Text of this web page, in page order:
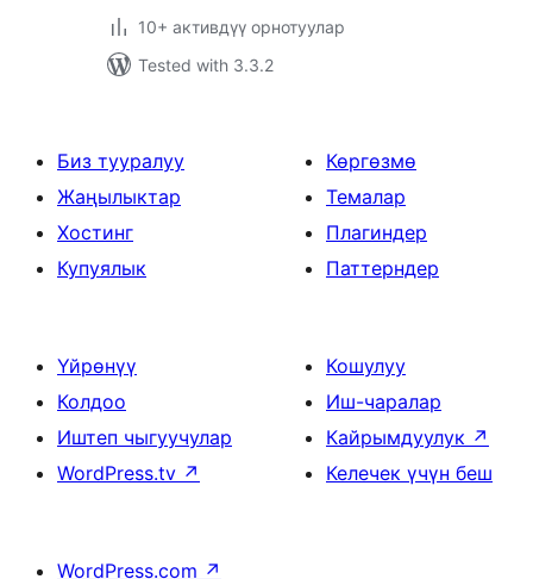
10+ активдүү орнотуулар
Tested with 3.3.2
Биз тууралуу
Жаңылыктар
Хостинг
Купуялык
Көргөзмө
Темалар
Плагиндер
Паттерндер
Үйрөнүү
Колдоо
Иштеп чыгуучулар
WordPress.tv ↗
Кошулуу
Иш-чаралар
Кайрымдуулук ↗
Келечек үчүн беш
WordPress.com ↗